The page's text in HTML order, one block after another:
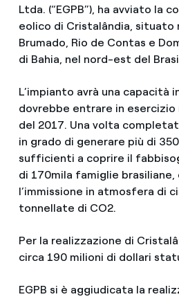
Ltda. (“EGPB”), ha avviato la
eolico di Cristalândia, situato
Brumado, Rio de Contas e
di Bahia, nel nord-est del
L’impianto avrà una capacità
dovrebbe entrare in esercizio
del 2017. Una volta
in grado di generare più di 350
sufficienti a coprire il
di 170mila famiglie brasiliane,
l’immissione in atmosfera di
tonnellate di CO2.
Per la realizzazione di
circa 190 milioni di dollari
EGPB si è aggiudicata la